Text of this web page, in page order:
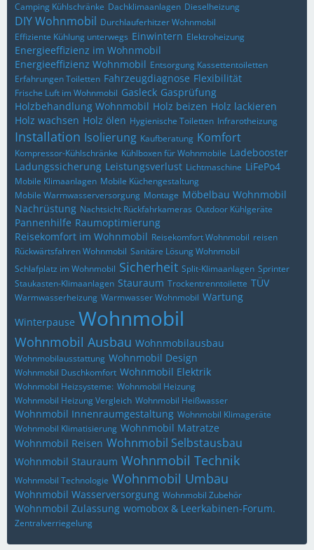
Camping Kühlschränke Dachklimaanlagen Dieselheizung
DIY Wohnmobil Durchlauferhitzer Wohnmobil
Effiziente Kühlung unterwegs Einwintern Elektroheizung
Energieeffizienz im Wohnmobil
Energieeffizienz Wohnmobil Entsorgung Kassettentoiletten
Erfahrungen Toiletten Fahrzeugdiagnose Flexibilität
Frische Luft im Wohnmobil Gasleck Gasprüfung
Holzbehandlung Wohnmobil Holz beizen Holz lackieren
Holz wachsen Holz ölen Hygienische Toiletten Infrarotheizung
Installation Isolierung Kaufberatung Komfort
Kompressor-Kühlschränke Kühlboxen für Wohnmobile Ladebooster
Ladungssicherung Leistungsverlust Lichtmaschine LiFePo4
Mobile Klimaanlagen Mobile Küchengestaltung
Mobile Warmwasserversorgung Montage Möbelbau Wohnmobil
Nachrüstung Nachtsicht Rückfahrkameras Outdoor Kühlgeräte
Pannenhilfe Raumoptimierung
Reisekomfort im Wohnmobil Reisekomfort Wohnmobil reisen
Rückwärtsfahren Wohnmobil Sanitäre Lösung Wohnmobil
Schlafplatz im Wohnmobil Sicherheit Split-Klimaanlagen Sprinter
Staukasten-Klimaanlagen Stauraum Trockentrenntoilette TÜV
Warmwasserheizung Warmwasser Wohnmobil Wartung
Winterpause Wohnmobil
Wohnmobil Ausbau Wohnmobilausbau
Wohnmobilausstattung Wohnmobil Design
Wohnmobil Duschkomfort Wohnmobil Elektrik
Wohnmobil Heizsysteme: Wohnmobil Heizung
Wohnmobil Heizung Vergleich Wohnmobil Heißwasser
Wohnmobil Innenraumgestaltung Wohnmobil Klimageräte
Wohnmobil Klimatisierung Wohnmobil Matratze
Wohnmobil Reisen Wohnmobil Selbstausbau
Wohnmobil Stauraum Wohnmobil Technik
Wohnmobil Technologie Wohnmobil Umbau
Wohnmobil Wasserversorgung Wohnmobil Zubehör
Wohnmobil Zulassung womobox & Leerkabinen-Forum.
Zentralverriegelung